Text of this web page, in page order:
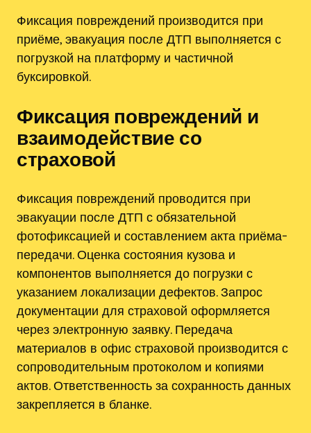
Фиксация повреждений производится при
приёме, эвакуация после ДТП выполняется с
погрузкой на платформу и частичной
буксировкой.
Фиксация повреждений и
взаимодействие со
страховой
Фиксация повреждений проводится при
эвакуации после ДТП с обязательной
фотофиксацией и составлением акта приёма-
передачи. Оценка состояния кузова и
компонентов выполняется до погрузки с
указанием локализации дефектов. Запрос
документации для страховой оформляется
через электронную заявку. Передача
материалов в офис страховой производится с
сопроводительным протоколом и копиями
актов. Ответственность за сохранность данных
закрепляется в бланке.